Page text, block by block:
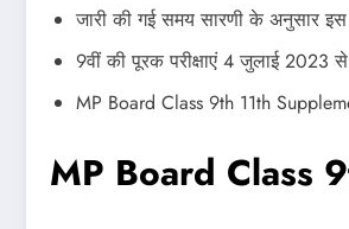
जारी की गई समय सारणी के अनुसार इस
9वीं की पूरक परीक्षाएं 4 जुलाई 2023
MP Board Class 9th 11th
MP Board Class